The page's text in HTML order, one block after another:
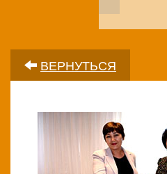
ВЕРНУТЬСЯ